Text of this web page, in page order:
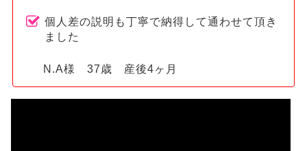
個人差の説明も丁寧で納得して通わせて頂き
ました
N.A様 37歳 産後4ヶ月